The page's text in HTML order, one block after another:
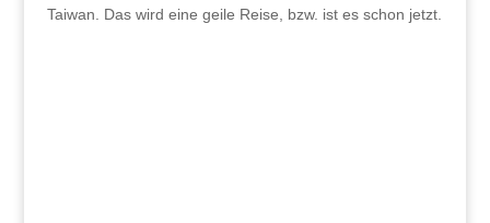
Taiwan. Das wird eine geile Reise, bzw. ist es schon jetzt.